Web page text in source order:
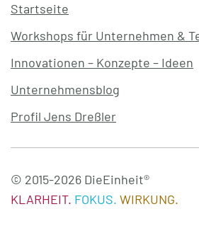
Startseite
Workshops für Unternehmen &
Innovationen – Konzepte – Ideen
Unternehmensblog
Profil Jens Dreßler
© 2015-2026 DieEinheit®
KLARHEIT. FOKUS. WIRKUNG.